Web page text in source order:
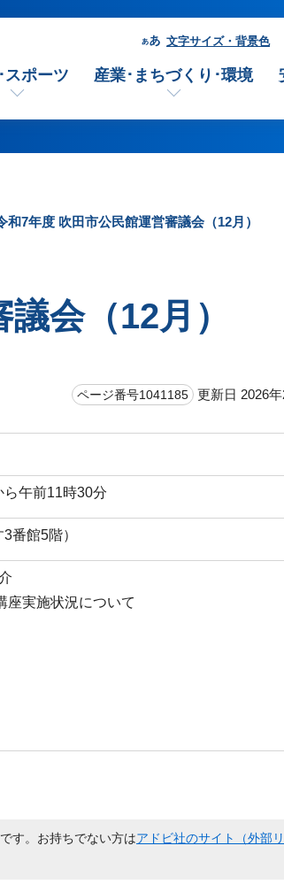
文字サイズ・背景色
スポーツ 産業･まちづくり･環境
和7年度 吹田市公民館運営審議会（12月）
会（12月）
ページ番号1041185 更新日 2026
午前11時30分
番館5階）
介
実施状況について
す。お持ちでない方はアドビ社のサイト（外部リ